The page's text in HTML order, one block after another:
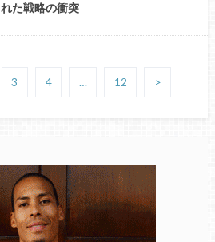
れた戦略の衝突
3 4 … 12 >